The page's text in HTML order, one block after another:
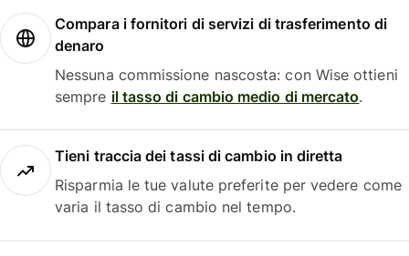
Compara i fornitori di servizi di trasferimento di
denaro
Nessuna commissione nascosta: con Wise ottieni
sempre il tasso di cambio medio di mercato.
Tieni traccia dei tassi di cambio in diretta
Risparmia le tue valute preferite per vedere come
varia il tasso di cambio nel tempo.